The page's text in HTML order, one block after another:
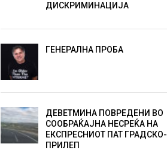
ДИСКРИМИНАЦИЈА
ГЕНЕРАЛНА ПРОБА
ДЕВЕТМИНА ПОВРЕДЕНИ ВО
СООБРАЌАЈНА НЕСРЕЌА НА
ЕКСПРЕСНИОТ ПАТ ГРАДСКО-
ПРИЛЕП